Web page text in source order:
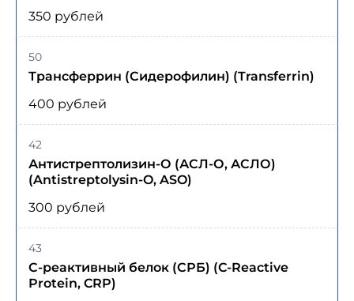
350 рублей
Трансферрин (Сидерофилин) (Transferrin)
50
400 рублей
Антистрептолизин-О (АСЛ-О, АСЛО)
(Antistreptolysin-O, ASO)
42
300 рублей
С-реактивный белок (СРБ) (C-Reactive
Protein, CRP)
43